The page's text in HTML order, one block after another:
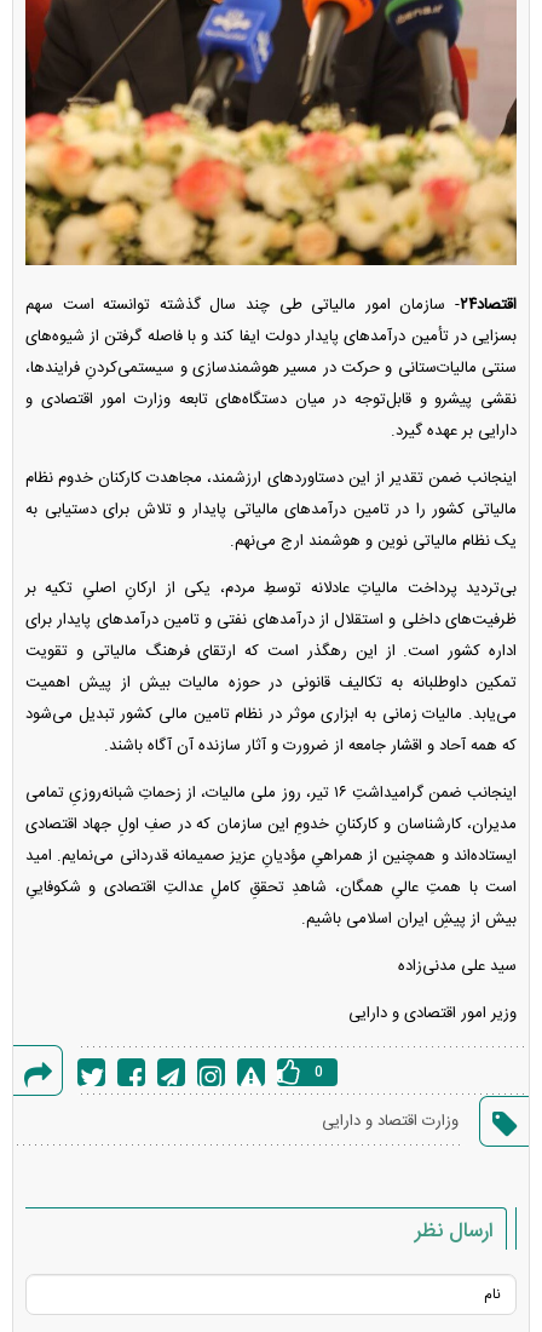
اقتصاد۲۴
- سازمان امور مالیاتی طی چند سال گذشته توانسته است سهم
بسزایی در تأمین درآمد‌های پایدار دولت ایفا کند و با فاصله گرفتن از شیوه‌های
سنتی مالیات‌ستانی و حرکت در مسیر هوشمندسازی و سیستمی‌کردنِ فرایندها،
نقشی پیشرو و قابل‌توجه در میان دستگاه‌های تابعه وزارت امور اقتصادی و
دارایی بر عهده گیرد.
اینجانب ضمن تقدیر از این دستاورد‌های ارزشمند، مجاهدت کارکنان خدوم نظام
مالیاتی کشور را در تامین درآمد‌های مالیاتی پایدار و تلاش برای دستیابی به
یک نظام مالیاتی نوین و هوشمند ارج می‌نهم.
بی‌تردید پرداخت مالیاتِ عادلانه توسطِ مردم، یکی از ارکانِ اصلیِ تکیه بر
ظرفیت‌های داخلی و استقلال از درآمد‌های نفتی و تامین درآمد‌های پایدار برای
اداره کشور است. از این رهگذر است که ارتقای فرهنگ مالیاتی و تقویت
تمکین داوطلبانه به تکالیف قانونی در حوزه مالیات بیش از پیش اهمیت
می‌یابد. مالیات زمانی به ابزاری موثر در نظام تامین مالی کشور تبدیل می‌شود
که همه آحاد و اقشار جامعه از ضرورت و آثار سازنده آن آگاه باشند.
اینجانب ضمن گرامیداشتِ ۱۶ تیر، روز ملی مالیات، از زحماتِ شبانه‌روزیِ تمامی
مدیران، کارشناسان و کارکنانِ خدومِ این سازمان که در صفِ اولِ جهاد اقتصادی
ایستاده‌اند و همچنین از همراهیِ مؤدیانِ عزیز صمیمانه قدردانی می‌نمایم. امید
است با همتِ عالیِ همگان، شاهدِ تحققِ کاملِ عدالتِ اقتصادی و شکوفاییِ
بیش از پیشِ ایران اسلامی باشیم.
سید علی مدنی‌زاده
وزیر امور اقتصادی و دارایی
خطا
0
وزارت اقتصاد و دارایی
ارسال نظر